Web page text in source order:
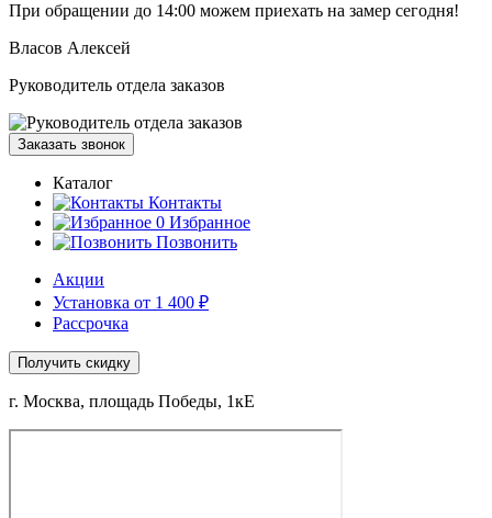
При обращении до 14:00 можем приехать на замер сегодня!
Власов Алексей
Руководитель отдела заказов
Заказать звонок
Каталог
Контакты
0 Избранное
Позвонить
Акции
Установка от 1 400 ₽
Рассрочка
Получить скидку
г. Москва, площадь Победы, 1кЕ